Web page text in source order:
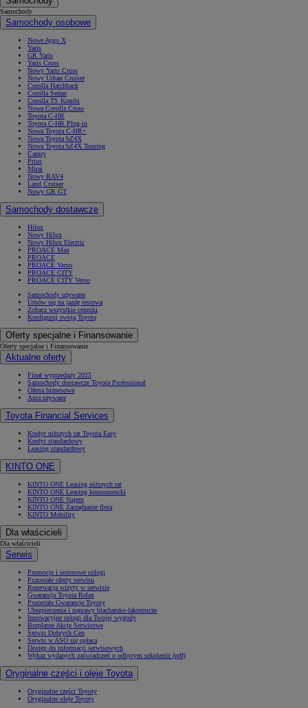
Samochody
Samochody osobowe
Nowe Aygo X
Yaris
GR Yaris
Yaris Cross
Nowy Yaris Cross
Nowy Urban Cruiser
Corolla Hatchback
Corolla Sedan
Corolla TS Kombi
Nowa Corolla Cross
Toyota C-HR
Toyota C-HR Plug-in
Nowa Toyota C-HR+
Nowa Toyota bZ4X
Nowa Toyota bZ4X Touring
Camry
Prius
Mirai
Nowy RAV4
Land Cruiser
Nowy GR GT
Samochody dostawcze
Hilux
Nowy Hilux
Nowy Hilux Electric
PROACE Max
PROACE
PROACE Verso
PROACE CITY
PROACE CITY Verso
Samochody używane
Umów się na jazdę testową
Zobacz wszystkie cenniki
Konfiguruj swoją Toyotę
Oferty specjalne i Finansowanie
Oferty specjalne i Finansowanie
Aktualne oferty
Finał wyprzedaży 2025
Samochody dostawcze Toyota Professional
Oferta biznesowa
Auta używane
Toyota Financial Services
Kredyt niższych rat Toyota Easy
Kredyt standardowy
Leasing standardowy
KINTO ONE
KINTO ONE Leasing niższych rat
KINTO ONE Leasing konsumencki
KINTO ONE Najem
KINTO ONE Zarządzanie flotą
KINTO Mobility
Dla właścicieli
Dla właścicieli
Serwis
Promocje i sezonowe usługi
Pozostałe oferty serwisu
Rezerwacja wizyty w serwisie
Gwarancja Toyota Relax
Pozostałe Gwarancje Toyoty
Ubezpieczenia i naprawy blacharsko-lakiernicze
Innowacyjne usługi dla Twojej wygody
Bezpłatne Akcje Serwisowe
Serwis Dobrych Cen
Serwis w ASO się opłaca
Dostęp do informacji serwisowych
Wykaz wydanych zaświadczeń o odbytym szkoleniu (pdf)
Oryginalne części i oleje Toyota
Oryginalne części Toyoty
Oryginalne oleje Toyoty